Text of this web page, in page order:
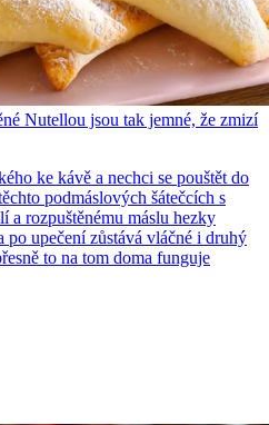
Nutellou jsou tak jemné, že zmizí
ke kávě a nechci se pouštět do
podmáslových šátečcích s
a rozpuštěnému máslu hezky
po upečení zůstává vláčné i druhý
to na tom doma funguje